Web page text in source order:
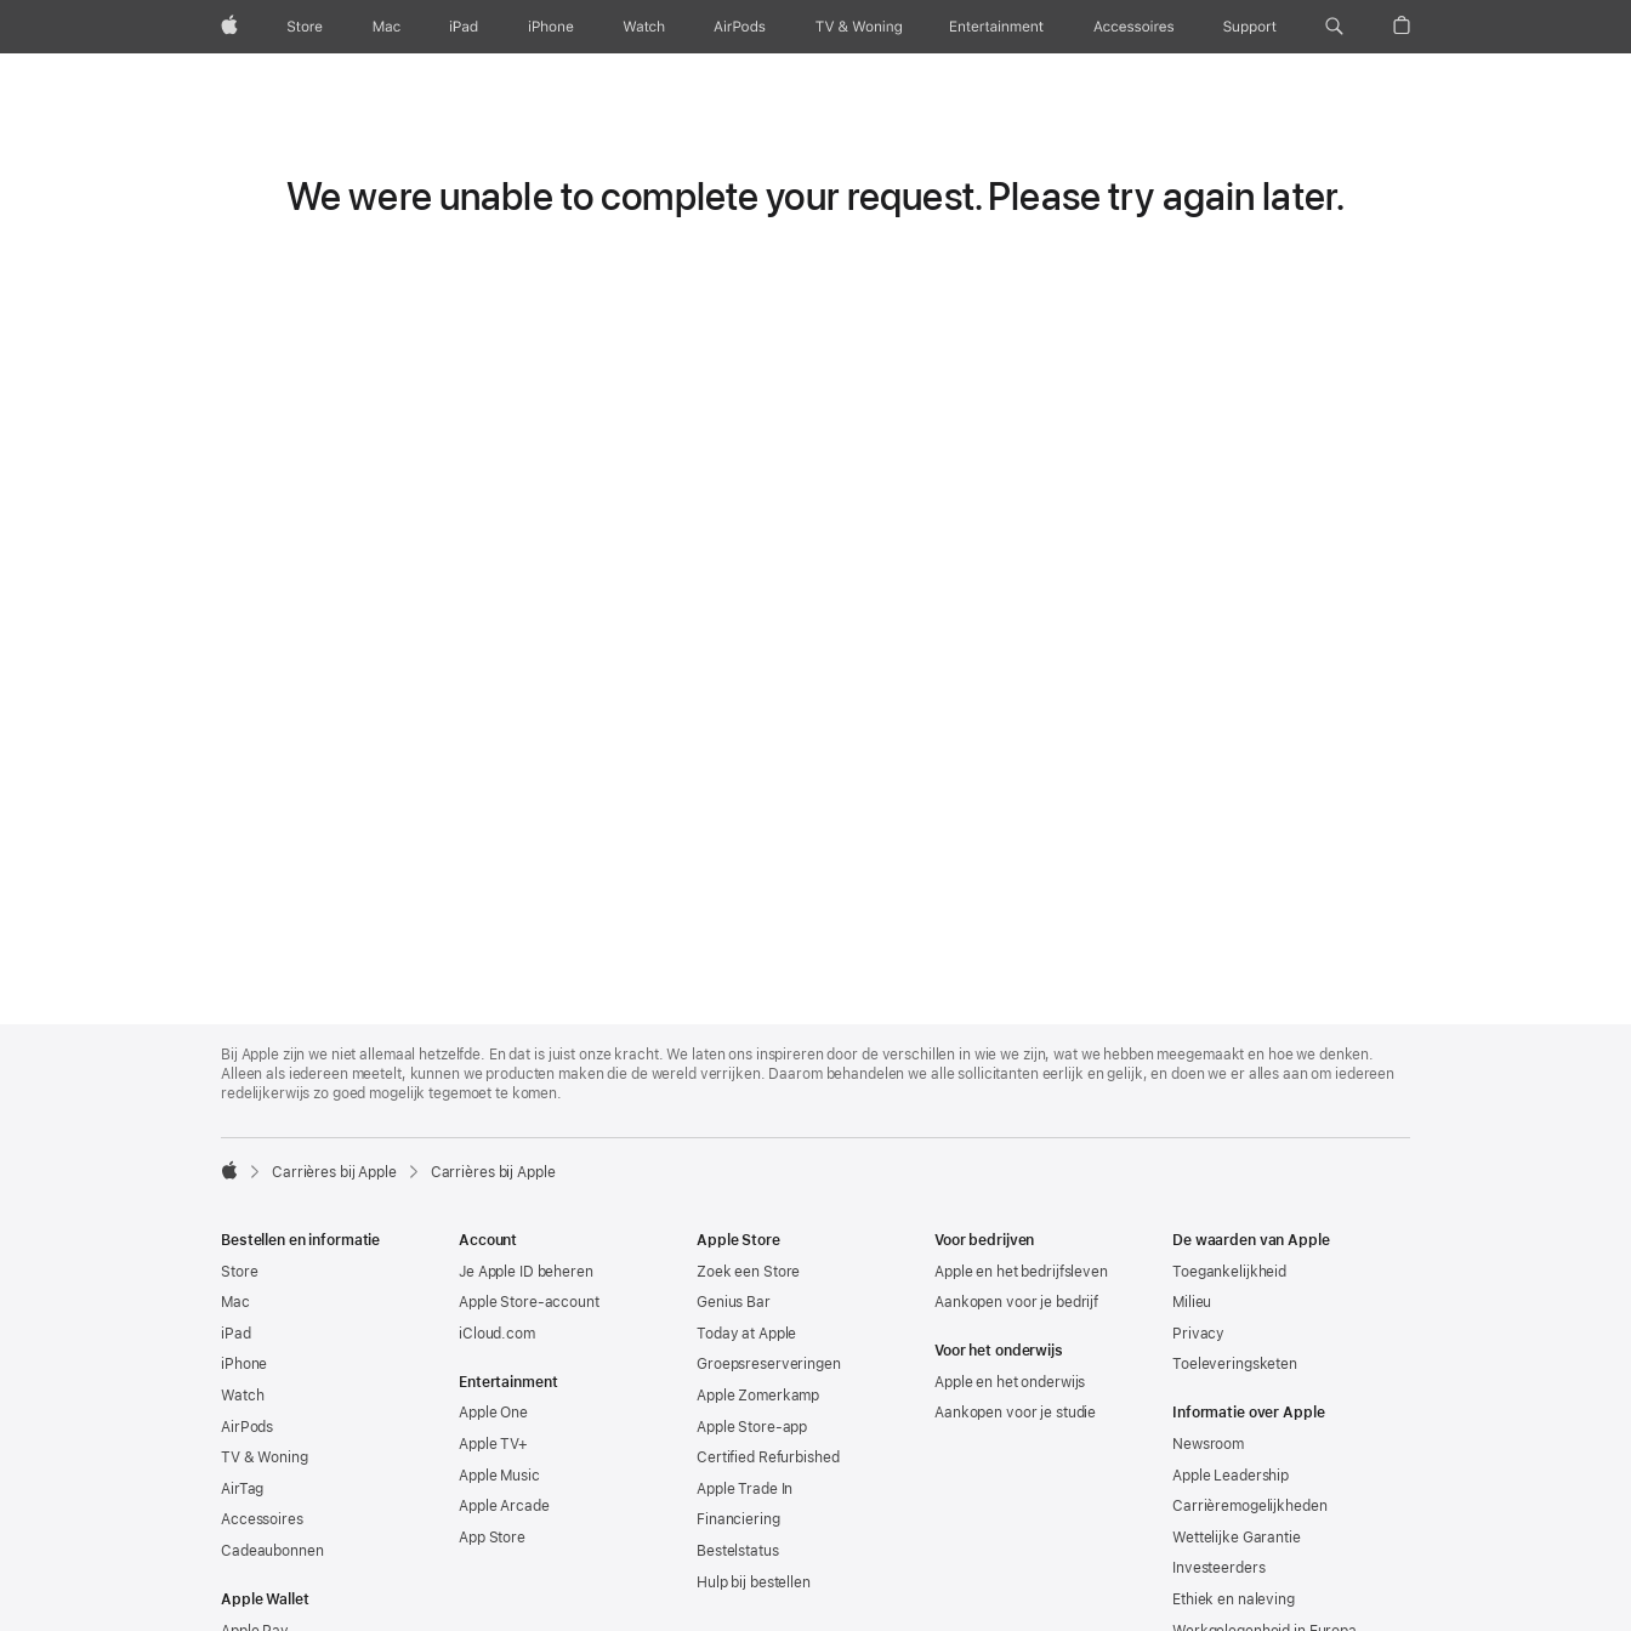
AppleStore Mac iPad iPhone Watch AirPods TV & Woning Entertainment Accessoires Support
We were unable to complete your request. Please try again later.
Footer
Bij Apple zijn we niet allemaal hetzelfde. En dat is juist onze kracht. We laten ons inspireren door de verschillen in wie we zijn, wat we hebben meegemaakt en hoe we denken.
Alleen als iedereen meetelt, kunnen we producten maken die de wereld verrijken. Daarom behandelen we alle sollicitanten eerlijk en gelijk, en doen we er alles aan om iedereen
redelijkerwijs zo goed mogelijk tegemoet te komen.

Carrières bij Apple Carrières bij Apple
Bestellen en informatie
Store
Mac
iPad
iPhone
Watch
AirPods
TV & Woning
AirTag
Accessoires
Cadeaubonnen
Apple Wallet
Account
Je Apple ID beheren
Apple Store-account
iCloud.com
Entertainment
Apple One
Apple TV+
Apple Music
Apple Arcade
App Store
Apple Store
Zoek een Store
Genius Bar
Today at Apple
Groepsreserveringen
Apple Zomerkamp
Apple Store-app
Certified Refurbished
Apple Trade In
Financiering
Bestelstatus
Hulp bij bestellen
Voor bedrijven
Apple en het bedrijfsleven
Aankopen voor je bedrijf
Voor het onderwijs
Apple en het onderwijs
Aankopen voor je studie
De waarden van Apple
Toegankelijkheid
Milieu
Privacy
Toeleveringsketen
Informatie over Apple
Newsroom
Apple Leadership
Carrièremogelijkheden
Wettelijke Garantie
Investeerders
Ethiek en naleving